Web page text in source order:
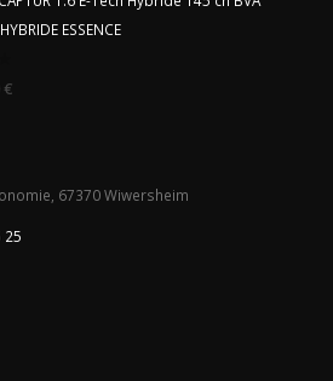
ESSENCE
€
67370 Wiwersheim
25